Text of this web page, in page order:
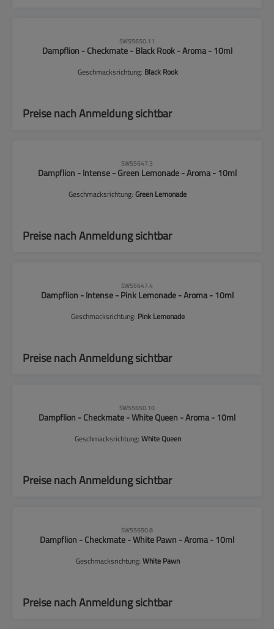
SW55650.11
Dampflion - Checkmate - Black Rook - Aroma - 10ml
Geschmacksrichtung: Black Rook
Preise nach Anmeldung sichtbar
SW55647.3
Dampflion - Intense - Green Lemonade - Aroma - 10ml
Geschmacksrichtung:Green Lemonade
Preise nach Anmeldung sichtbar
SW55647.4
Dampflion - Intense - Pink Lemonade - Aroma - 10ml
Geschmacksrichtung: Pink Lemonade
Preise nach Anmeldung sichtbar
SW55650.10
Dampflion - Checkmate - White Queen - Aroma - 10ml
Geschmacksrichtung: White Queen
Preise nach Anmeldung sichtbar
SW55650.8
Dampflion - Checkmate - White Pawn - Aroma - 10ml
Geschmacksrichtung: White Pawn
Preise nach Anmeldung sichtbar